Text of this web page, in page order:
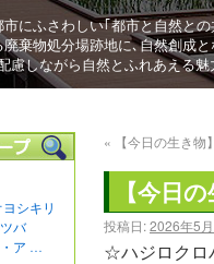
目指し､｢響灘･鳥がさえずる
広さ41haの響灘ビオトープが
学習拠点です｡
« 【今日の生き
【今日
投稿日:2026年5
☆ハジロクロ
シキリ
バ
ア …